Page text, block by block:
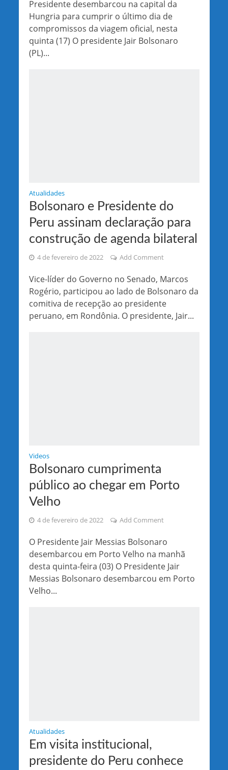
Presidente desembarcou na capital da
Hungria para cumprir o último dia de
compromissos da viagem oficial, nesta
quinta (17) O presidente Jair Bolsonaro
(PL)...
Atualidades
Bolsonaro e Presidente do
Peru assinam declaração para
construção de agenda bilateral
4 de fevereiro de 2022 Add Comment
Vice-líder do Governo no Senado, Marcos
Rogério, participou ao lado de Bolsonaro da
comitiva de recepção ao presidente
peruano, em Rondônia. O presidente, Jair...
Videos
Bolsonaro cumprimenta
público ao chegar em Porto
Velho
4 de fevereiro de 2022 Add Comment
O Presidente Jair Messias Bolsonaro
desembarcou em Porto Velho na manhã
desta quinta-feira (03) O Presidente Jair
Messias Bolsonaro desembarcou em Porto
Velho...
Atualidades
Em visita institucional,
presidente do Peru conhece